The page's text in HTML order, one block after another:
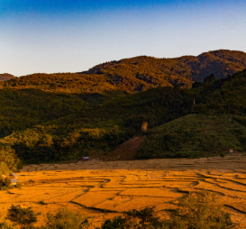
Skip
to
content